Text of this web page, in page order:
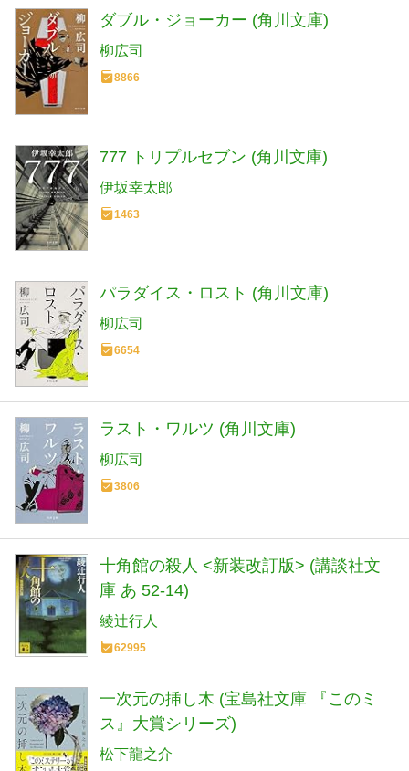
ダブル・ジョーカー (角川文庫)
柳広司
8866
777 トリプルセブン (角川文庫)
伊坂幸太郎
1463
パラダイス・ロスト (角川文庫)
柳広司
6654
ラスト・ワルツ (角川文庫)
柳広司
3806
十角館の殺人 <新装改訂版> (講談社文
庫 あ 52-14)
綾辻行人
62995
一次元の挿し木 (宝島社文庫 『このミ
ス』大賞シリーズ)
松下龍之介